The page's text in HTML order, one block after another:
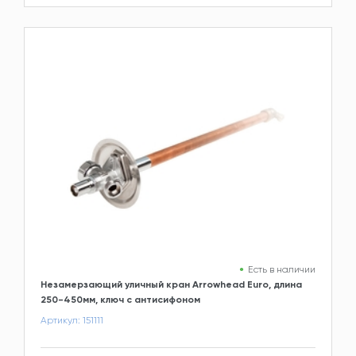
Есть в наличии
Незамерзающий уличный кран Arrowhead Euro, длина
250-450мм, ключ с антисифоном
Артикул: 151111